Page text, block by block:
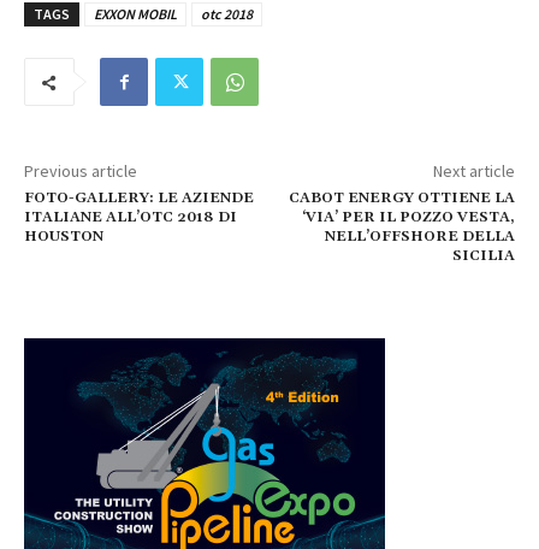
TAGS EXXON MOBIL otc 2018
Previous article
FOTO-GALLERY: LE AZIENDE
ITALIANE ALL’OTC 2018 DI
HOUSTON
Next article
CABOT ENERGY OTTIENE LA
‘VIA’ PER IL POZZO VESTA,
NELL’OFFSHORE DELLA
SICILIA